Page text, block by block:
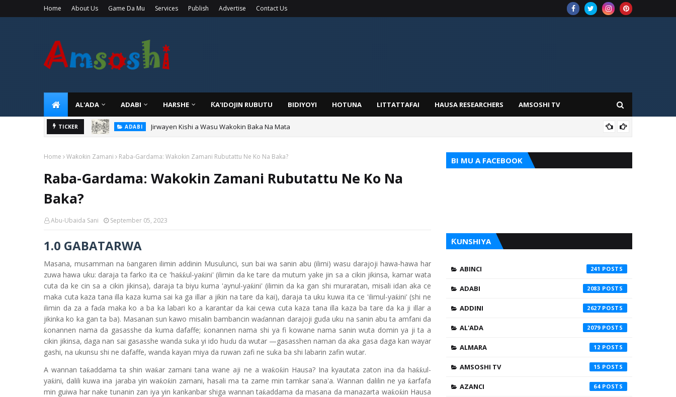
Home About Us Game Da Mu Services Publish Advertise Contact Us
AL'ADA ADABI HARSHE ƘA'IDOJIN RUBUTU BIDIYOYI HOTUNA LITTATTAFAI HAUSA RESEARCHERS AMSOSHI TV
TICKER
Jirwayen Kishi a Wasu Wakokin Baka Na Mata
TARIHI Sarkin Gummi Na Sha Biyar: Sarkin Mafaran Gummi Justice Lawal Hassan
Home Waƙoƙin Zamani Raba-Gardama: Wakokin Zamani Rubutattu Ne Ko Na Baka?
Raba-Gardama: Wakokin Zamani Rubutattu Ne Ko Na
Baka?
Abu-Ubaida Sani September 05, 2023
1.0 GABATARWA
Masana, musamman na ɓangaren ilimin addinin Musulunci, sun bai wa sanin abu (ilimi) wasu darajoji hawa-hawa har
zuwa hawa uku: daraja ta farko ita ce 'haƙƙul-yaƙini' (ilimin da ke tare da mutum yake jin sa a cikin jikinsa, kamar wata
cuta da ke cin sa a cikin jikinsa), daraja ta biyu kuma 'aynul-yaƙini' (ilimin da ka gan shi muraratan, misali idan aka ce
maka cuta kaza tana illa kaza kuma sai ka ga illar a jikin na tare da kai), daraja ta uku kuwa ita ce 'ilimul-yaƙini' (shi ne
ilimin da za a faɗa maka ko a ba ka labari ko a karantar da kai cewa cuta kaza tana illa kaza ba tare da ka ji illar a
jikinka ko ka gan ta ba). Masanan sun kawo misalin bambancin waɗannan darajoji guda uku na sanin abu ta amfani da
ƙonannen nama da gasasshe da kuma dafaffe; ƙonannen nama shi ya fi kowane nama sanin wuta domin ya ji ta a
cikin jikinsa, daga nan sai gasasshe wanda suka yi ido huɗu da wutar —gasasshen naman da aka gasa daga kan wayar
gashi, na ukunsu shi ne dafaffe, wanda kayan miya da ruwan zafi ne suka ba shi labarin zafin wutar.
A wannan taƙaddama ta shin waƙar zamani tana wane aji ne a waƙoƙin Hausa? Ina kyautata zaton ina da haƙƙul-
yaƙini, dalili kuwa ina jaraba yin waƙoƙin zamani, hasali ma ta zame min tamkar sana'a. Wannan dalilin ne yaƙarfafa
min guiwa har nake tunanin zan iya yin kankanbar shiga wannan taƙaddama da masana da manazarta waƙoƙin Hausa
BI MU A FACEBOOK
ƘUNSHIYA
ABINCI 241
ADABI 2083
ADDINI 2627
AL'ADA 2079
ALMARA 12
AMSOSHI TV 15
AZANCI 64